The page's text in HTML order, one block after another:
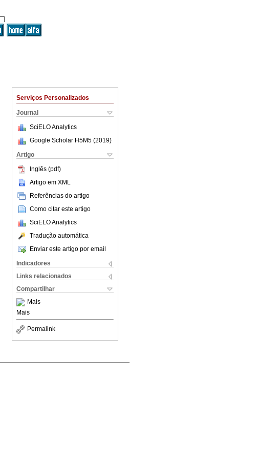
Serviços Personalizados
Journal
SciELO Analytics
Google Scholar H5M5 (2019)
Artigo
Inglês (pdf)
Artigo em XML
Referências do artigo
Como citar este artigo
SciELO Analytics
Tradução automática
Enviar este artigo por email
Indicadores
Links relacionados
Compartilhar
Mais
Mais
Permalink